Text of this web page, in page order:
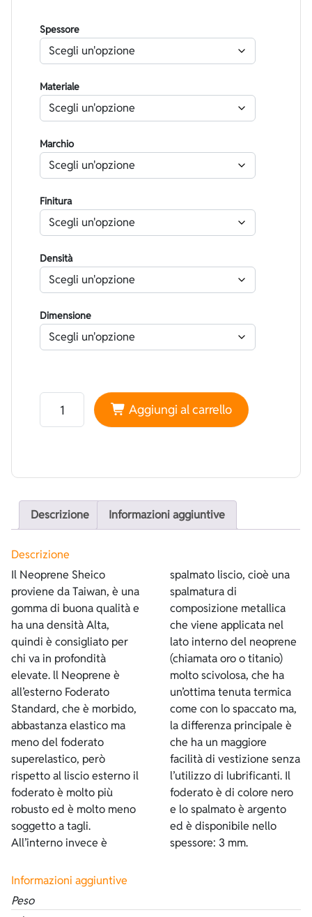
Spessore
Materiale
Marchio
Finitura
Densità
Dimensione
Neoprene Sheico Foderato Nero - Spalmato Liscio
Aggiungi al carrello
Descrizione Informazioni aggiuntive
Descrizione
Il Neoprene Sheico
proviene da Taiwan, è una
gomma di buona qualità e
ha una densità Alta,
quindi è consigliato per
chi va in profondità
elevate. ll Neoprene è
all’esterno Foderato
Standard, che è morbido,
abbastanza elastico ma
meno del foderato
superelastico, però
rispetto al liscio esterno il
foderato è molto più
robusto ed è molto meno
soggetto a tagli.
All’interno invece è
spalmato liscio, cioè una
spalmatura di
composizione metallica
che viene applicata nel
lato interno del neoprene
(chiamata oro o titanio)
molto scivolosa, che ha
un’ottima tenuta termica
come con lo spaccato ma,
la differenza principale è
che ha un maggiore
facilità di vestizione senza
l’utilizzo di lubrificanti. Il
foderato è di colore nero
e lo spalmato è argento
ed è disponibile nello
spessore: 3 mm.
Informazioni aggiuntive
Peso